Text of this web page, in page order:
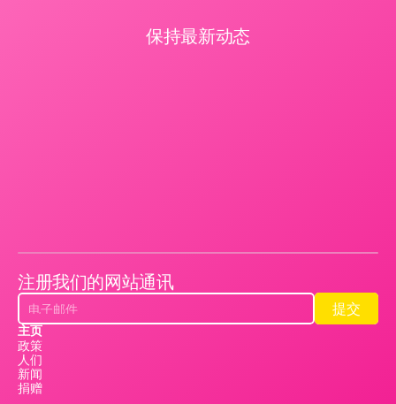
保持最新动态
注册我们的网站通讯
提交
提交
主页
政策
人们
新闻
捐赠